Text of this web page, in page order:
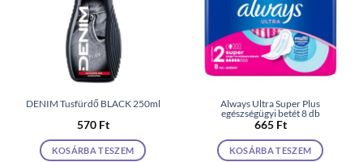
DENIM Tusfürdő BLACK 250ml
570 Ft
KOSÁRBA TESZEM
Always Ultra Super Plus
egészségügyi betét 8 db
665 Ft
KOSÁRBA TESZEM